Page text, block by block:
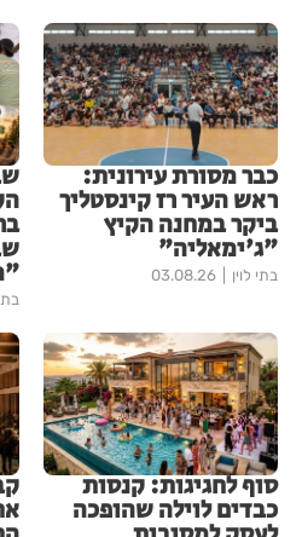
כבר מסורת עירונית:
ראש העיר רז קינסטליך
ביקר במחנה הקיץ
"ג'ימאליה"
בתי לוין 03.08.26
סוף לחגיגות: קנסות
כבדים לוילה שהופכה